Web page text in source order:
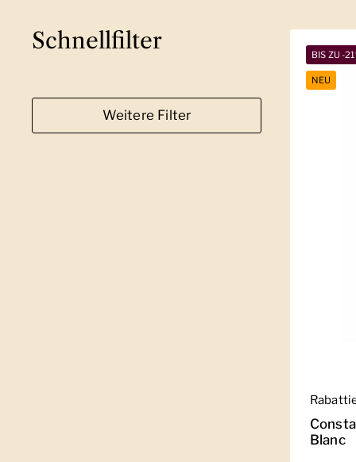
Schnellfilter
Weitere Filter
Blanc
BIS ZU -
NEU